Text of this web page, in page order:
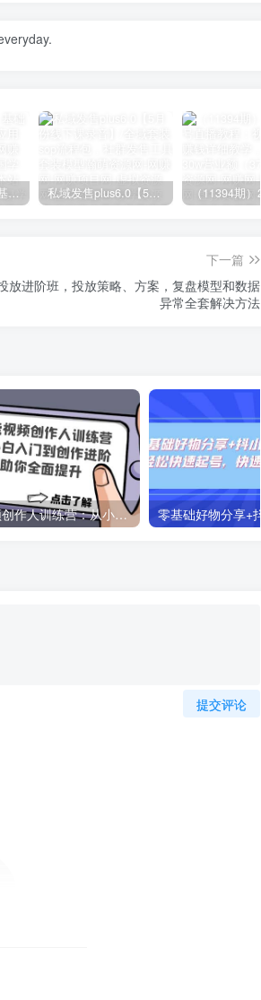
AI绘画系统课程，基础入门-实战案例-商业应用 私域发售plus6.0【5月份线下课录音】/全域套装sop流程包，社群发售工具套装模型
下一篇
放进阶班，投放策略、方案，复盘模型和数据
异常全套解决方法
全能视频创作人训练营：从小白入门到创作进阶，助你全面提升
提交评论